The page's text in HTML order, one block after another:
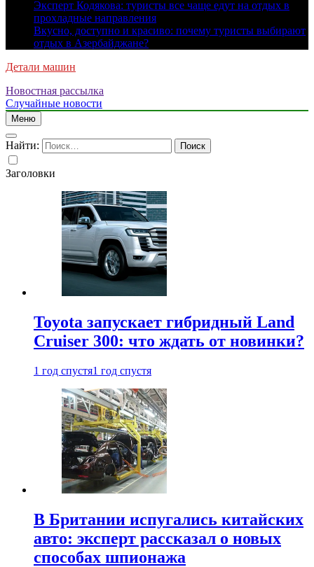
Эксперт Кодякова: туристы все чаще едут на отдых в
прохладные направления
Вкусно, доступно и красиво: почему туристы выбирают
отдых в Азербайджане?
Детали машин
Новостная рассылка
Случайные новости
Меню
Найти:
Заголовки
Toyota запускает гибридный Land
Cruiser 300: что ждать от новинки?
1 год спустя1 год спустя
В Британии испугались китайских
авто: эксперт рассказал о новых
способах шпионажа